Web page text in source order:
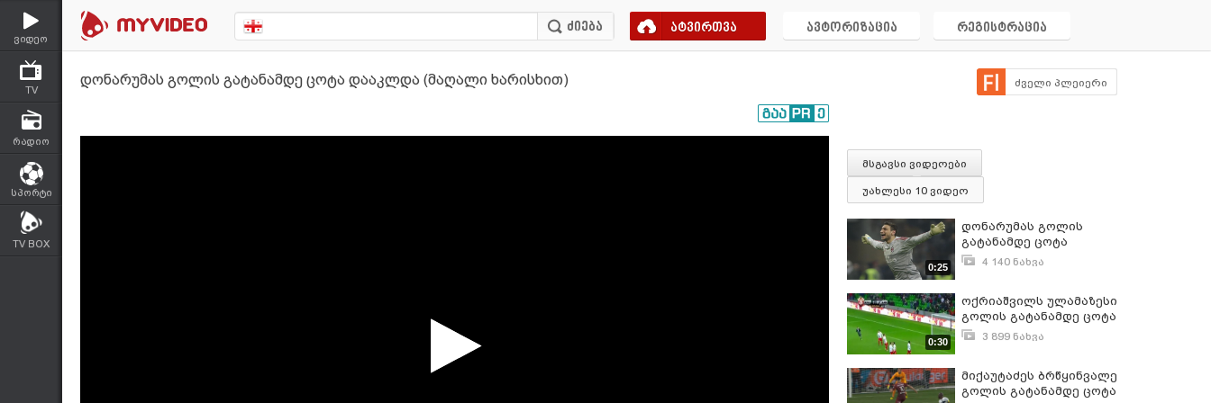
ვიდეო
TV
რადიო
სპორტი
TV BOX
ატვირთვა ავტორიზაცია რეგისტრაცია
დონარუმას გოლის გატანამდე ცოტა დააკლდა (მაღალი ხარისხით) ძველი პლეიერი
მსგავსი ვიდეოები
უახლესი 10 ვიდეო
0:25
დონარუმას გოლის
გატანამდე ცოტა
დააკლდა
4 140 ნახვა
0:30
ოქრიაშვილს ულამაზესი
გოლის გატანამდე ცოტა
დააკლდა
3 899 ნახვა
მიქაუტაძეს ბრწყინვალე
გოლის გატანამდე ცოტა